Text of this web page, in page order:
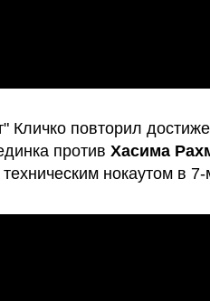
Кличко повторил
против Хасима
нокаутом в